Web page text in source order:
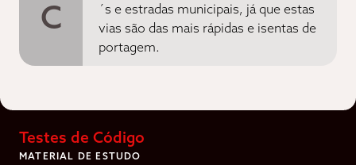
C
´s e estradas municipais, já que estas
vias são das mais rápidas e isentas de
portagem.
Testes de Código
MATERIAL DE ESTUDO